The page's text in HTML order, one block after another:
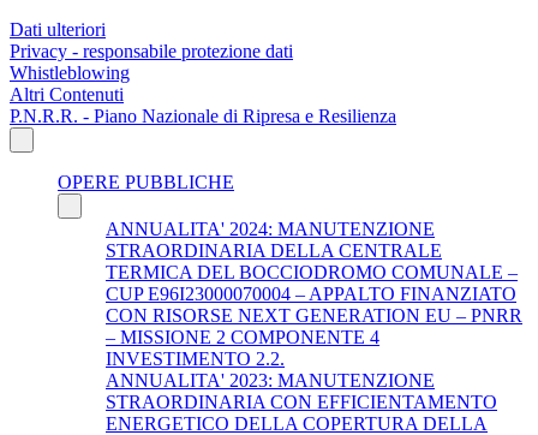
Dati ulteriori
Privacy - responsabile protezione dati
Whistleblowing
Altri Contenuti
P.N.R.R. - Piano Nazionale di Ripresa e Resilienza
OPERE PUBBLICHE
ANNUALITA' 2024: MANUTENZIONE
STRAORDINARIA DELLA CENTRALE
TERMICA DEL BOCCIODROMO COMUNALE –
CUP E96I23000070004 – APPALTO FINANZIATO
CON RISORSE NEXT GENERATION EU – PNRR
– MISSIONE 2 COMPONENTE 4
INVESTIMENTO 2.2.
ANNUALITA' 2023: MANUTENZIONE
STRAORDINARIA CON EFFICIENTAMENTO
ENERGETICO DELLA COPERTURA DELLA